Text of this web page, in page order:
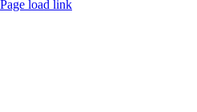
Page load link